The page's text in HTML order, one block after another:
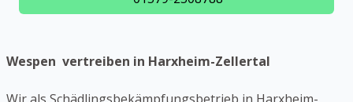
Wespen vertreiben in Harxheim-Zellertal